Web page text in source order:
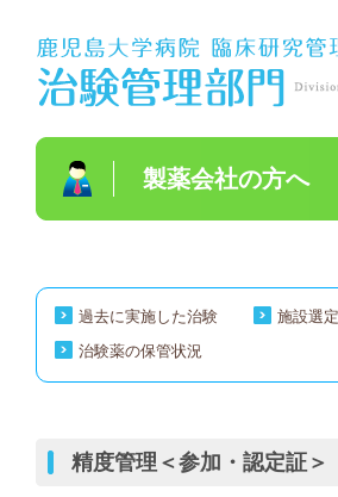
製薬会社の方へ
過去に実施した治験 施設選
治験薬の保管状況
精度管理 ＜参加・認定証＞